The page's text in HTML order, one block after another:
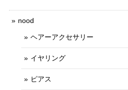
nood
ヘアーアクセサリー
イヤリング
ピアス